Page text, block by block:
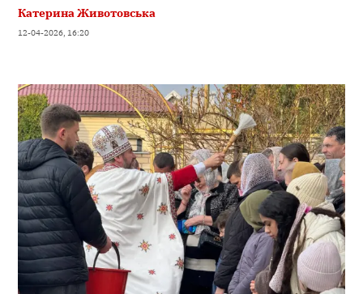
Катерина Животовська
12-04-2026, 16:20